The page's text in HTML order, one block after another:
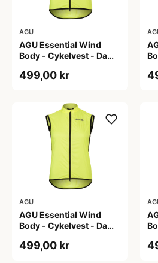
AGU
AGU Essential Wind
Body - Cykelvest - Dame
M
499,00 kr
AGU
AGU Essential Wind
Body - Cykelvest - Dame
XL
499,00 kr
XS